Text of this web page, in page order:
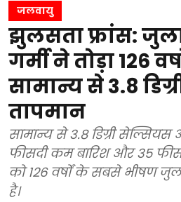
जलवायु
झुलसता फ्रांस:
गर्मी ने तोड़ा 126
सामान्य से 3.8
तापमान
सामान्य से 3.8 डिग्री सेल्सियस
फीसदी कम बारिश और 35
को 126 वर्षों के सबसे भीषण
है।